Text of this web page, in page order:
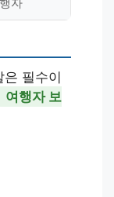
필수이
여행자 보